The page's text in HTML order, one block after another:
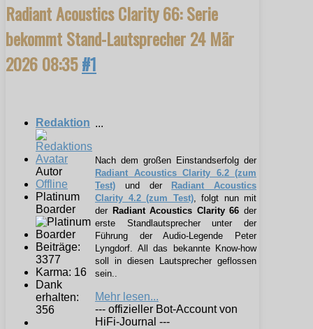
Radiant Acoustics Clarity 66: Serie
bekommt Stand-Lautsprecher24 Mär
2026 08:35#1
Redaktion
Autor
Offline
Platinum
Boarder
Beiträge:
3377
Karma: 16
Dank
erhalten:
356
...
Nach dem großen Einstandserfolg der
Radiant Acoustics Clarity 6.2 (zum
Test) und der
Radiant Acoustics
Clarity 4.2 (zum Test), folgt nun mit
der Radiant Acoustics Clarity 66 der
erste Standlautsprecher unter der
Führung der Audio-Legende Peter
Lyngdorf. All das bekannte Know-how
soll in diesen Lautsprecher geflossen
sein..
Mehr lesen...
--- offizieller Bot-Account von
HiFi-Journal ---